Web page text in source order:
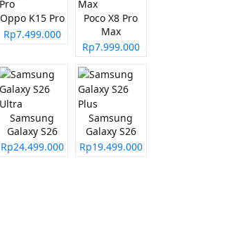
Oppo K15 Pro
Rp7.499.000
Poco X8 Pro
Max
Rp7.999.000
Samsung
Galaxy S26
Ultra
Rp24.499.000
Samsung
Galaxy S26
Plus
Rp19.499.000